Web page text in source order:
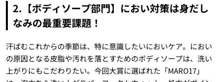
2.【ボディソープ部門】におい対策は身だし
なみの最重要課題！
汗ばむこれからの季節は、特に意識したいにおいケア。におい
の原因となる皮脂や汚れを落とすためのボディソープは、洗い
上がりにもこだわりたい。今回大賞に選ばれた「MARO17」